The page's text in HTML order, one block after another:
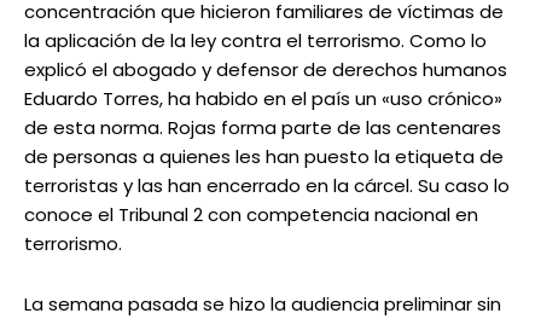
concentración que hicieron familiares de víctimas de
la aplicación de la ley contra el terrorismo. Como lo
explicó el abogado y defensor de derechos humanos
Eduardo Torres, ha habido en el país un «uso crónico»
de esta norma. Rojas forma parte de las centenares
de personas a quienes les han puesto la etiqueta de
terroristas y las han encerrado en la cárcel. Su caso lo
conoce el Tribunal 2 con competencia nacional en
terrorismo.
La semana pasada se hizo la audiencia preliminar sin